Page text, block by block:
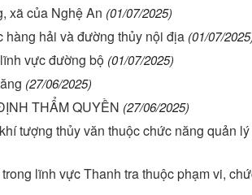
xã của Nghệ An (01/07/2025)
hải và đường thủy nội địa (01/07/
vực đường bộ (01/07/2025)
(27/06/2025)
THẨM QUYỀN (27/06/2025)
tượng thủy văn thuộc chức năng quản
lĩnh vực Thanh tra thuộc phạm vi,